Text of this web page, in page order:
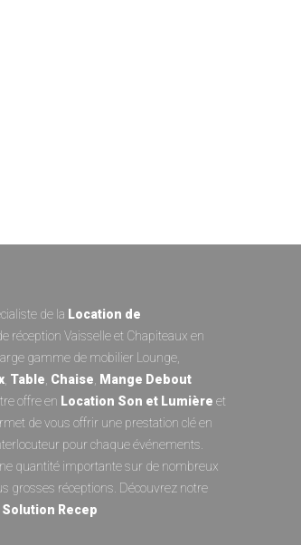
de la Location de
réceptionVaisselleet Chapiteaux en
gamme de mobilier Lounge
Table Chaise
Mange Debout
offre en Location Son et Lumièreet
de vous offrir une prestation clé en
pour chaque événements.
quantité importante sur de nombreux
grosses réceptions. Découvrez notre
Solution Recep